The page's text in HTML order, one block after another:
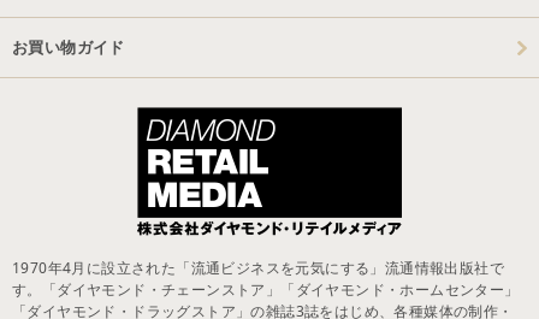
お買い物ガイド
1970年4月に設立された「流通ビジネスを元気にする」流通情報出版社で
す。「ダイヤモンド・チェーンストア」「ダイヤモンド・ホームセンター」
「ダイヤモンド・ドラッグストア」の雑誌3誌をはじめ、各種媒体の制作・